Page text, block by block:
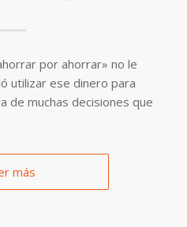
por ahorrar» no le
utilizar ese dinero para
de muchas decisiones que
más